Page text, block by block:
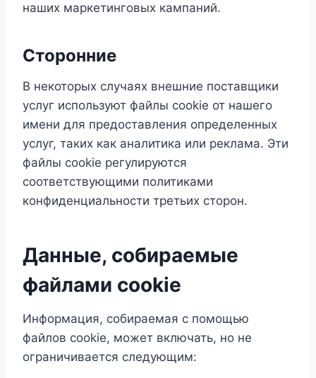
наших маркетинговых кампаний.
Сторонние
В некоторых случаях внешние поставщики
услуг используют файлы cookie от нашего
имени для предоставления определенных
услуг, таких как аналитика или реклама. Эти
файлы cookie регулируются
соответствующими политиками
конфиденциальности третьих сторон.
Данные, собираемые
файлами cookie
Информация, собираемая с помощью
файлов cookie, может включать, но не
ограничивается следующим: